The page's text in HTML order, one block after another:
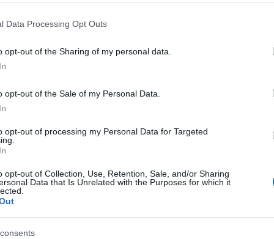
Data Processing Opt Outs
opt-out of the Sharing of my personal data.
opt-out of the Sale of my Personal Data.
opt-out of processing my Personal Data for Targeted
opt-out of Collection, Use, Retention, Sale, and/or Sharing
Data that Is Unrelated with the Purposes for which it
2017 conduce su
16 ottobre i due lanciano
nel 2017 inizia la conduzione
una volta al fianco di Paolo
di Italia 1
e Diana Del Bufalo.
nella trasmissione
Big Show condotto da Papi. Dal